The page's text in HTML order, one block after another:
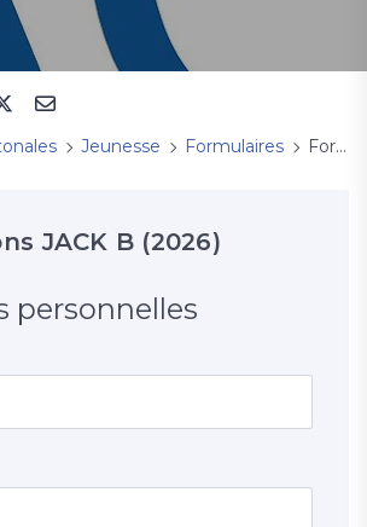
Jeunesse Formulaires Formation Jack B
JACK B (2026)
personnelles